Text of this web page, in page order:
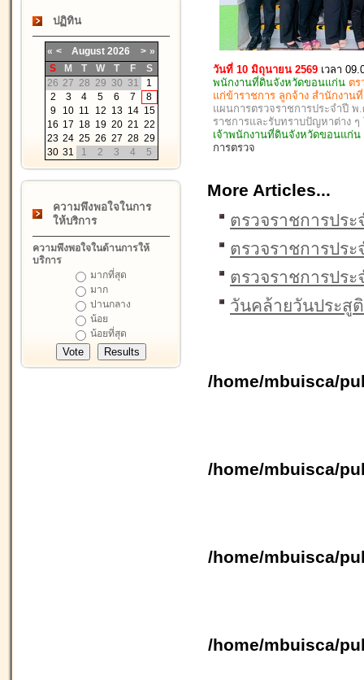
ปฏิทิน
« < August 2026 > »
S
M T W T F
S
26 27 28 29 30 31
1
2
3 4 5 6 7
8
9
10 11 12 13 14 15
16 17 18 19 20 21 22
23 24 25 26 27 28 29
30 31 1 2 3 4 5
ความพึงพอใจในการ
ให้บริการ
ความพึงพอใจในด้านการให้
บริการ
มากที่สุด
มาก
ปานกลาง
น้อย
น้อยที่สุด
วันที่ 10 มิถุนายน 2569 เวลา
พนักงานที่ดินจังหวัดขอนแก่น ตร
แก่ข้าราชการ ลูกจ้าง สำนักงา
แผนการตรวจราชการประจำปี พ
ราชการและรับทราบปัญหาต่าง
เจ้าพนักงานที่ดินจังหวัดขอนแก่
การตรวจ
More Articles...
ตรวจราชการปร
ตรวจราชการปร
ตรวจราชการปร
วันคล้ายวันประสู
/home/mbuisca/
/home/mbuisca/
/home/mbuisca/
/home/mbuisca/